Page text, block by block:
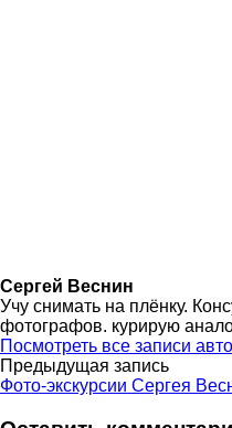
Сергей Веснин
Учу снимать на плёнку.
фотографов. курирую
Посмотреть все записи
Навигация
по
Предыдущая запись
Фото-экскурсии Сергея